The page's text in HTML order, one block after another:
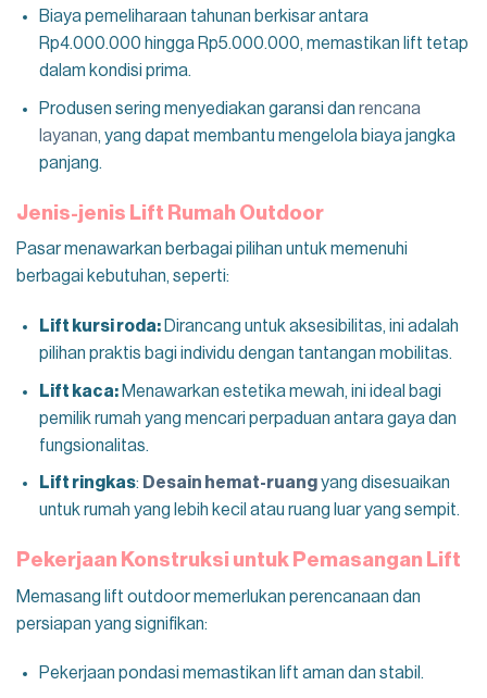
Biaya pemeliharaan tahunan berkisar antara
Rp4.000.000 hingga Rp5.000.000, memastikan lift tetap
dalam kondisi prima.
Produsen sering menyediakan garansi dan rencana
layanan, yang dapat membantu mengelola biaya jangka
panjang.
Jenis-jenis Lift Rumah Outdoor
Pasar menawarkan berbagai pilihan untuk memenuhi
berbagai kebutuhan, seperti:
Lift kursi roda:Dirancang untuk aksesibilitas, ini adalah
pilihan praktis bagi individu dengan tantangan mobilitas.
Lift kaca:Menawarkan estetika mewah, ini ideal bagi
pemilik rumah yang mencari perpaduan antara gaya dan
fungsionalitas.
Lift ringkas: Desain hemat-ruangyang disesuaikan
untuk rumah yang lebih kecil atau ruang luar yang sempit.
Pekerjaan Konstruksi untuk Pemasangan Lift
Memasang lift outdoor memerlukan perencanaan dan
persiapan yang signifikan:
Pekerjaan pondasi memastikan lift aman dan stabil.